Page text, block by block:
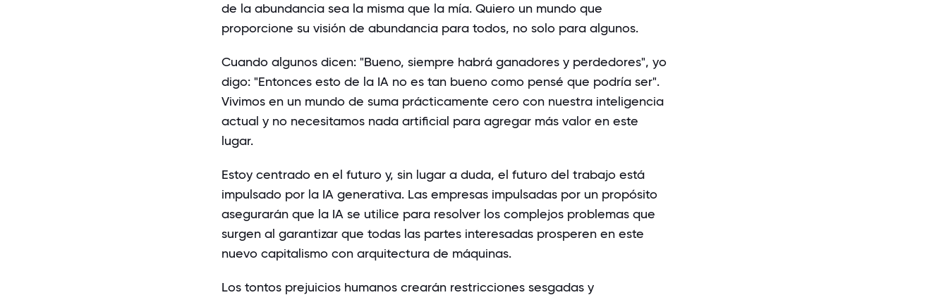
de la abundancia sea la misma que la mía. Quiero un mundo que
proporcione su visión de abundancia para todos, no solo para algunos.
Cuando algunos dicen: "Bueno, siempre habrá ganadores y perdedores", yo
digo: "Entonces esto de la IA no es tan bueno como pensé que podría ser".
Vivimos en un mundo de suma prácticamente cero con nuestra inteligencia
actual y no necesitamos nada artificial para agregar más valor en este
lugar.
Estoy centrado en el futuro y, sin lugar a duda, el futuro del trabajo está
impulsado por la IA generativa. Las empresas impulsadas por un propósito
asegurarán que la IA se utilice para resolver los complejos problemas que
surgen al garantizar que todas las partes interesadas prosperen en este
nuevo capitalismo con arquitectura de máquinas.
Los tontos prejuicios humanos crearán restricciones sesgadas y